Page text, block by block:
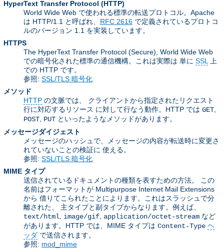
HyperText Transfer Protocol (HTTP)
World Wide Web で使われる標準の転送プロトコル。Apache
は HTTP/1.1 と呼ばれ、 RFC 2616 で定義されているプロトコ
ルのバージョン 1.1 を実装しています。
HTTPS
The HyperText Transfer Protocol (Secure), World Wide Web
での暗号化された標準の通信機構。これは実際は 単に SSL
上
での HTTP です。
参照: SSL/TLS 暗号化
メソッド
HTTP の文脈では、 クライアントから指定されたリクエスト
行に対応するリソース に対して行なう動作。HTTP では GET
POST PUT といったようなメソッドがあります。
メッセージダイジェスト
メッセージのハッシュで、メッセージの内容が転送時に変更さ
れていないことの検証に 使える。
参照: SSL/TLS 暗号化
MIME タイプ
送信されているドキュメントの種類を表すための方法。 この
名前はフォーマットが Multipurpose Internet Mail Extensions
から 借りてこられたことによります。これはスラッシュで分
離された、 主タイプと副タイプからなります。例えば、
text/html image/gif application/octet-stream など
があります。HTTP では、MIME タイプは Content-Type ヘ
ッダ で送信されます。
参照: mod_mime